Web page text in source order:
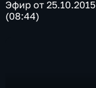
Эфир от 25.10.2015
(08:44)